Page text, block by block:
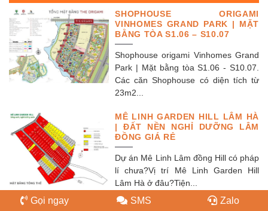
SHOPHOUSE ORIGAMI
VINHOMES GRAND PARK | MẶT
BẰNG TÒA S1.06 – S10.07
Shophouse origami Vinhomes Grand
Park | Mặt bằng tòa S1.06 - S10.07.
Các căn Shophouse có diện tích từ
23m2...
MÊ LINH GARDEN HILL LÂM HÀ
| ĐẤT NỀN NGHỈ DƯỠNG LÂM
ĐỒNG GIÁ RẺ
Dự án Mê Linh Lâm đồng Hill có pháp
lí chưa?Vị trí Mê Linh Garden Hill
Lâm Hà ở đâu?Tiện...
PHÚC AN GARDEN BÌNH DƯƠNG
Gọi ngay SMS Zalo